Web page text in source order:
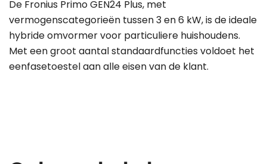
De Fronius Primo GEN24 Plus, met
vermogenscategorieën tussen 3 en 6 kW, is de ideale
hybride omvormer voor particuliere huishoudens.
Met een groot aantal standaardfuncties voldoet het
eenfasetoestel aan alle eisen van de klant.